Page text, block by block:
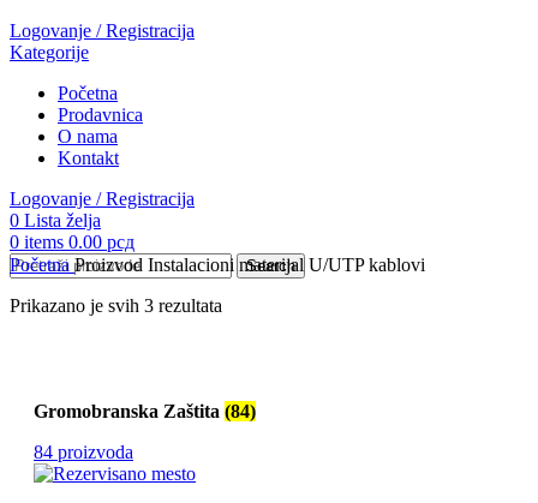
Logovanje / Registracija
Kategorije
Početna
Prodavnica
O nama
Kontakt
Logovanje / Registracija
0 Lista želja
0 items 0.00 рсд
Search
Početna Proizvod Instalacioni materijal U/UTP kablovi
Prikazano je svih 3 rezultata
Gromobranska Zaštita (84)
84 proizvoda